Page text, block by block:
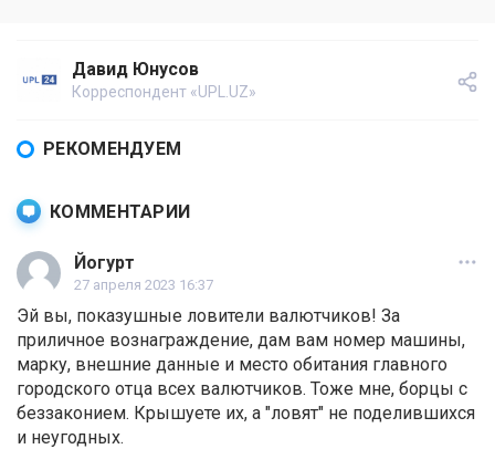
Давид Юнусов
Корреспондент «UPL.UZ»
РЕКОМЕНДУЕМ
КОММЕНТАРИИ
Йогурт
27 апреля 2023 16:37
Эй вы, показушные ловители валютчиков! За
приличное вознаграждение, дам вам номер машины,
марку, внешние данные и место обитания главного
городского отца всех валютчиков. Тоже мне, борцы с
беззаконием. Крышуете их, а "ловят" не поделившихся
и неугодных.